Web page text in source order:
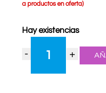
a productos en oferta)
Hay existencias
-
Whiskas+